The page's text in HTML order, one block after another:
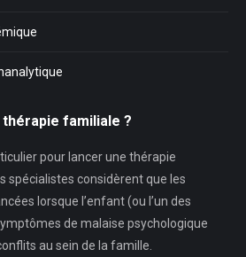
familiale ?
pour lancer une thérapie
spécialistes considèrent que les
lorsque l’enfant (ou l’un des
de malaise psychologique
au sein de la famille.